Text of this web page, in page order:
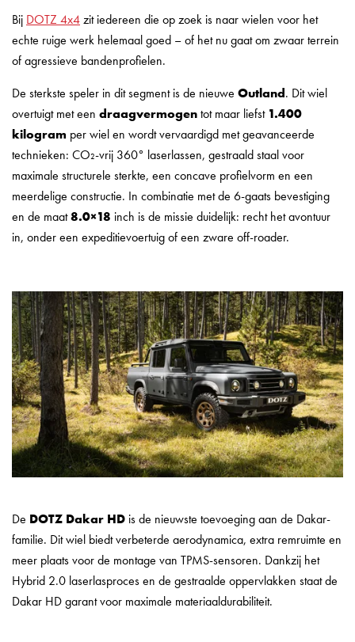
Bij DOTZ 4x4zit iedereen die op zoek is naar wielen voor het
echte ruige werk helemaal goed – of het nu gaat om zwaar terrein
of agressieve bandenprofielen.
De sterkste speler in dit segment is de nieuwe Outland. Dit wiel
overtuigt met een draagvermogentot maar liefst 1.400
kilogram per wiel en wordt vervaardigd met geavanceerde
technieken: CO₂-vrij 360° laserlassen, gestraald staal voor
maximale structurele sterkte, een concave profielvorm en een
meerdelige constructie. In combinatie met de 6-gaats bevestiging
en de maat8.0×18 inch is de missie duidelijk: recht het avontuur
in, onder een expeditievoertuig of een zware off-roader.
De DOTZ Dakar HD is de nieuwste toevoeging aan de Dakar-
familie. Dit wiel biedt verbeterde aerodynamica, extra remruimte en
meer plaats voor de montage van TPMS-sensoren. Dankzij het
Hybrid 2.0 laserlasproces en de gestraalde oppervlakken staat de
Dakar HD garant voor maximale materiaaldurabiliteit.